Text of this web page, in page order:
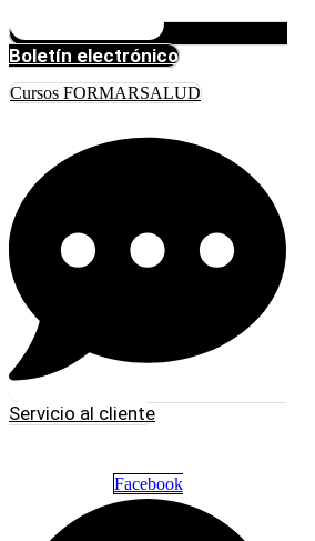
Boletín electrónico
Cursos FORMARSALUD
Servicio al cliente
Facebook